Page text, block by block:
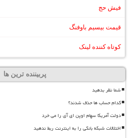
فیش حج
قیمت بیسیم باوفنگ
کوتاه کننده لینک
پربیننده ترین ها
شما نظر بدهید
کدام حساب ها حذف شدند؟
دولت آمریکا سهام اوپن ای آی را می خرد
اختلالات شبکه بانکی را به اینترنت ربط ندهید